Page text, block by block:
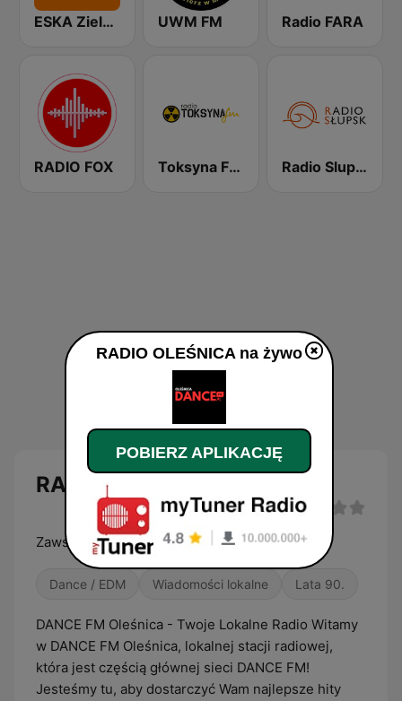
ESKA Zielona Góra UWM FM Radio FARA
RADIO FOX Toksyna FM - Chillout & More Radio Slupsk
RADIO OLEŚNICA
Zawsze w rytmie - Oleśnica
Dance / EDM Wiadomości lokalne Lata 90.
DANCE FM Oleśnica - Twoje Lokalne Radio Witamy
w DANCE FM Oleśnica, lokalnej stacji radiowej,
która jest częścią głównej sieci DANCE FM!
Jesteśmy tu, aby dostarczyć Wam najlepsze hity
RADIO OLEŚNICA na żywo
POBIERZ APLIKACJĘ